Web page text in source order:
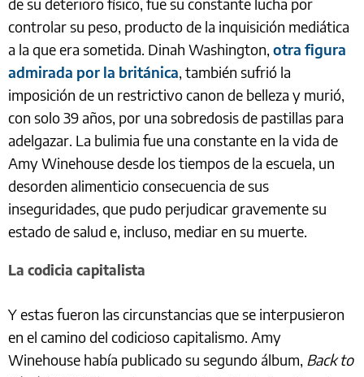
de su deterioro físico, fue su constante lucha por
controlar su peso, producto de la inquisición mediática
a la que era sometida. Dinah Washington, otra figura
admirada por la británica, también sufrió la
imposición de un restrictivo canon de belleza y murió,
con solo 39 años, por una sobredosis de pastillas para
adelgazar. La bulimia fue una constante en la vida de
Amy Winehouse desde los tiempos de la escuela, un
desorden alimenticio consecuencia de sus
inseguridades, que pudo perjudicar gravemente su
estado de salud e, incluso, mediar en su muerte.
La codicia capitalista
Y estas fueron las circunstancias que se interpusieron
en el camino del codicioso capitalismo. Amy
Winehouse había publicado su segundo álbum, Back to